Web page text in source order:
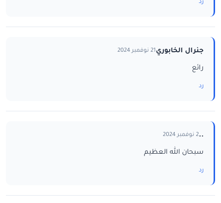
رد
جنرال الخابوري21 نوفمبر 2024
رائع
رد
..2 نوفمبر 2024
سبحان الله العظيم
رد